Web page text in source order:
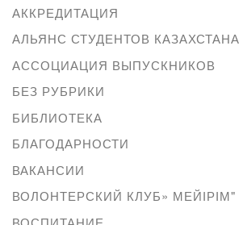
АККРЕДИТАЦИЯ
АЛЬЯНС СТУДЕНТОВ КАЗАХСТАНА
АССОЦИАЦИЯ ВЫПУСКНИКОВ
БЕЗ РУБРИКИ
БИБЛИОТЕКА
БЛАГОДАРНОСТИ
ВАКАНСИИ
ВОЛОНТЕРСКИЙ КЛУБ» МЕЙІРІМ"